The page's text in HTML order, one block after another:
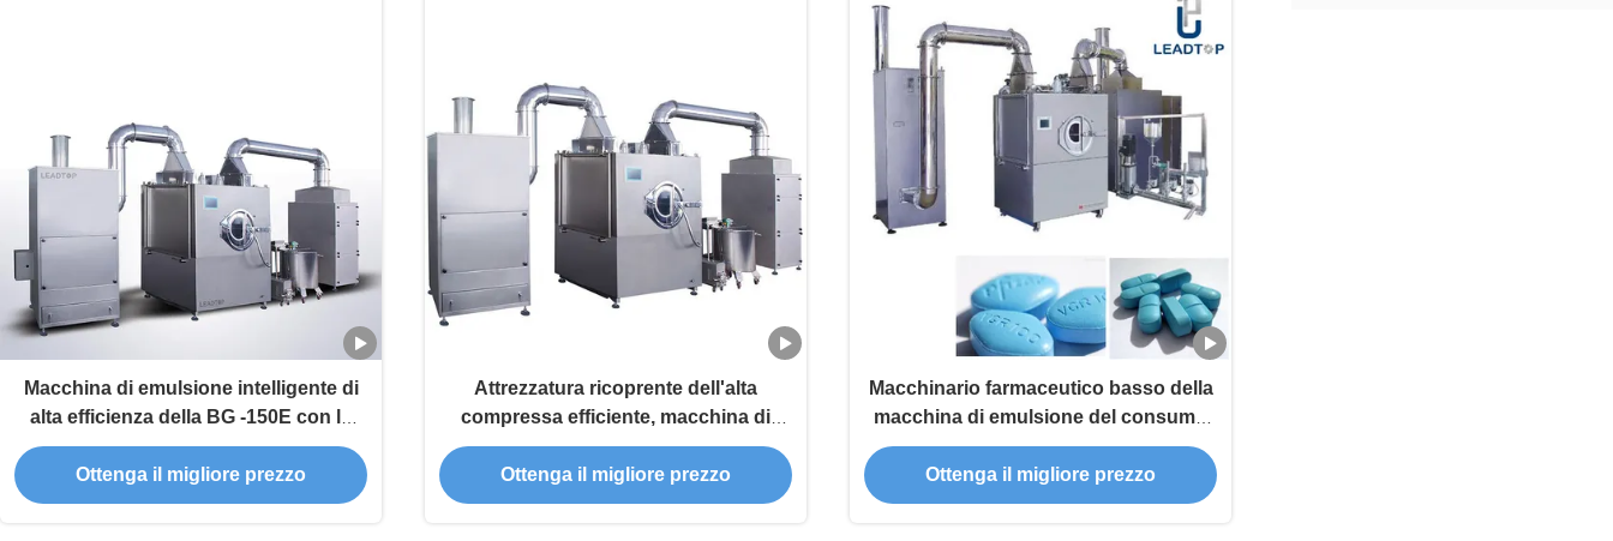
Macchina di emulsione intelligente di
alta efficienza della BG -150E con la
grande prestazione
Ottenga il migliore prezzo
Attrezzatura ricoprente dell'alta
compressa efficiente, macchina di
rivestimento nell'industria
farmaceutica
Ottenga il migliore prezzo
Macchinario farmaceutico basso della
macchina di emulsione del consumo
di energia
Ottenga il migliore prezzo